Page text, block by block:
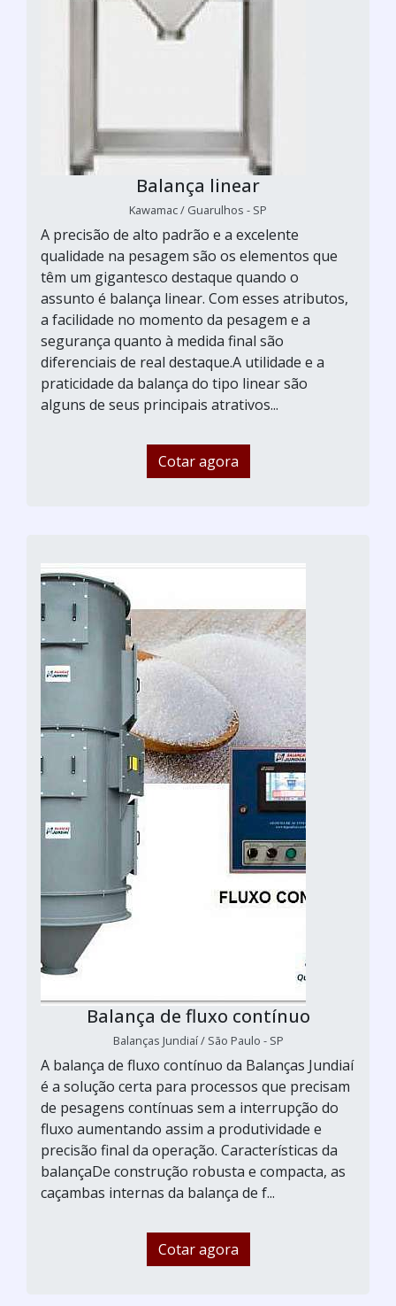
Balança linear
Kawamac / Guarulhos - SP
A precisão de alto padrão e a excelente
qualidade na pesagem são os elementos que
têm um gigantesco destaque quando o
assunto é balança linear. Com esses atributos,
a facilidade no momento da pesagem e a
segurança quanto à medida final são
diferenciais de real destaque.A utilidade e a
praticidade da balança do tipo linear são
alguns de seus principais atrativos...
Cotar agora
Balança de fluxo contínuo
Balanças Jundiaí / São Paulo - SP
A balança de fluxo contínuo da Balanças Jundiaí
é a solução certa para processos que precisam
de pesagens contínuas sem a interrupção do
fluxo aumentando assim a produtividade e
precisão final da operação. Características da
balançaDe construção robusta e compacta, as
caçambas internas da balança de f...
Cotar agora